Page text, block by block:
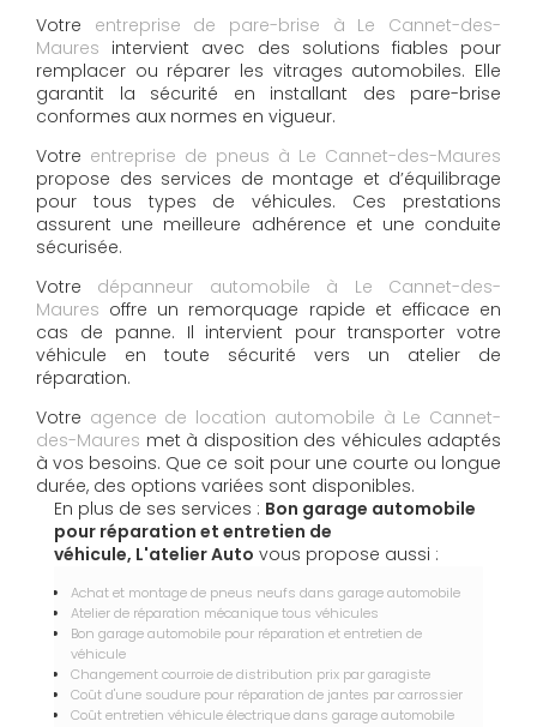
Votre entreprise de pare-brise à Le Cannet-des-
Maures intervient avec des solutions fiables pour
remplacer ou réparer les vitrages automobiles. Elle
garantit la sécurité en installant des pare-brise
conformes aux normes en vigueur.
Votre entreprise de pneus à Le Cannet-des-Maures
propose des services de montage et d’équilibrage
pour tous types de véhicules. Ces prestations
assurent une meilleure adhérence et une conduite
sécurisée.
Votre dépanneur automobile à Le Cannet-des-
Maures offre un remorquage rapide et efficace en
cas de panne. Il intervient pour transporter votre
véhicule en toute sécurité vers un atelier de
réparation.
Votre agence de location automobile à Le Cannet-
des-Maures met à disposition des véhicules adaptés
à vos besoins. Que ce soit pour une courte ou longue
durée, des options variées sont disponibles.
En plus de ses services : Bon garage automobile
pour réparation et entretien de
véhicule, L'atelier Auto vous propose aussi :
Achat et montage de pneus neufs dans garage automobile
Atelier de réparation mécanique tous véhicules
Bon garage automobile pour réparation et entretien de
véhicule
Changement courroie de distribution prix par garagiste
Coût d'une soudure pour réparation de jantes par carrossier
Coût entretien véhicule électrique dans garage automobile